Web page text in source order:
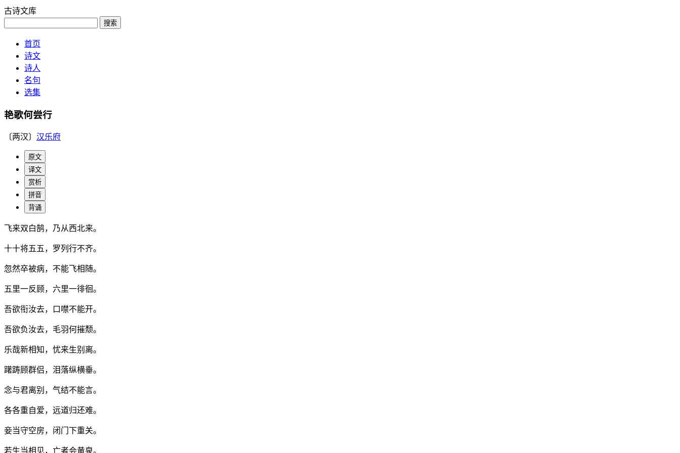
古诗文库
搜索
首页
诗文
诗人
名句
选集
艳歌何尝行
〔两汉〕 汉乐府
原文
译文
赏析
拼音
背诵
飞来双白鹄，乃从西北来。
十十将五五，罗列行不齐。
忽然卒被病，不能飞相随。
五里一反顾，六里一徘徊。
吾欲衔汝去，口噤不能开。
吾欲负汝去，毛羽何摧颓。
乐哉新相知，忧来生别离。
躇踌顾群侣，泪落纵横垂。
念与君离别，气结不能言。
各各重自爱，远道归还难。
妾当守空房，闭门下重关。
若生当相见，亡者会黄泉。